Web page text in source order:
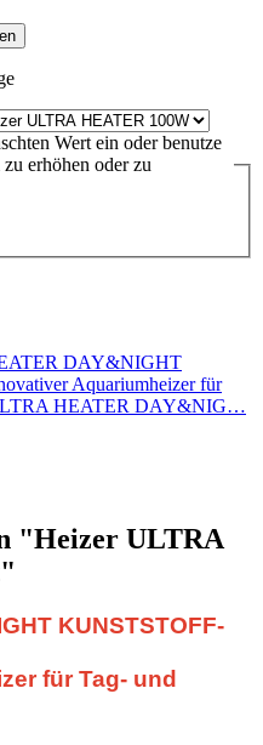
Wert ein oder benutze
erhöhen oder zu
DAY&NIGHT
Aquariumheizer für
HEATER DAY&NIG…
"Heizer ULTRA
KUNSTSTOFF-
für Tag- und